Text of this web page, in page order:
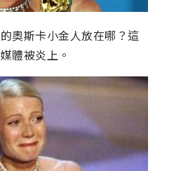
奧斯卡小金人放在哪？這
體被炎上。